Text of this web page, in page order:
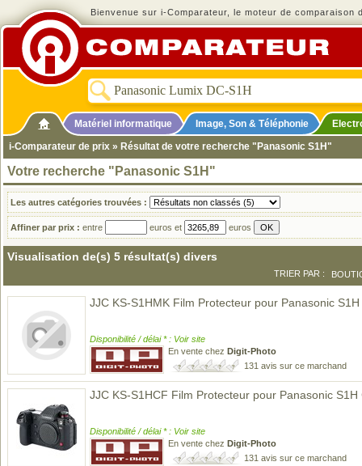
Bienvenue sur i-Comparateur, le moteur de comparaison
Matériel informatique Image, Son & Téléphonie
i-Comparateur de prix » Résultat de votre recherche "Panasonic S1H"
Votre recherche "Panasonic S1H"
Les autres catégories trouvées :
Affiner par prix : entre euros et euros
Visualisation de(s) 5 résultat(s) divers
TRIER PAR :
JJC KS-S1HMK Film Protecteur pour Panasonic S1H
Disponibilité / délai * : Voir site
En vente chez Digit-Photo
131 avis sur ce marchand
JJC KS-S1HCF Film Protecteur pour Panasonic S1H
Disponibilité / délai * : Voir site
En vente chez Digit-Photo
131 avis sur ce marchand